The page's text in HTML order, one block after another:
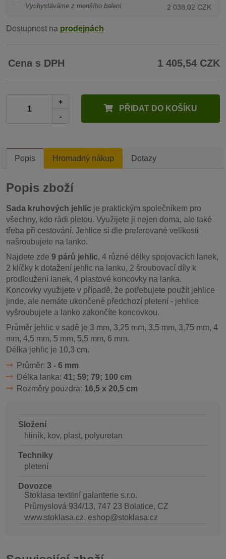
Vychystáváme z menšího balení
2 038,02 CZK
Dostupnost na prodejnách
Cena s DPH 1 405,54 CZK
+
-
PŘIDAT DO KOŠÍKU
Popis Hromadný nákup Dotazy
Popis zboží
Sada kruhových jehlic je praktickým společníkem pro
všechny, kdo rádi pletou. Využijete ji nejen doma, ale také
třeba při cestování. Jehlice si dle preferované velikosti
našroubujete na lanko.
Najdete zde 9 párů jehlic, 4 různé délky spojovacích lanek,
2 klíčky k dotažení jehlic na lanku, 2 šroubovací díly k
prodloužení lanek, 4 plastové koncovky na lanka.
Koncovky využijete v případě, že potřebujete použít jehlice
jinde, ale nemáte ukončené předchozí pletení - jehlice
vyšroubujete a lanko zakončíte koncovkou.
Průměr jehlic v sadě je 3 mm, 3,25 mm, 3,5 mm, 3,75 mm, 4
mm, 4,5 mm, 5 mm, 5,5 mm, 6 mm.
Délka jehlic je 10,3 cm.
Průměr: 3 - 6 mm
Délka lanka: 41; 59; 79; 100 cm
Rozměry pouzdra: 16,5 x 20,5 cm
Složení
hliník, kov, plast, polyuretan
Techniky
pletení
Dovozce
Stoklasa textilní galanterie s.r.o.
Průmyslová 934/13, 747 23 Bolatice, CZ
www.stoklasa.cz, eshop@stoklasa.cz